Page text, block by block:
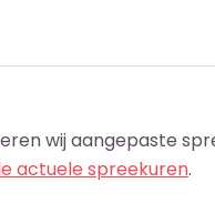
wij aangepaste
actuele spreekuren.